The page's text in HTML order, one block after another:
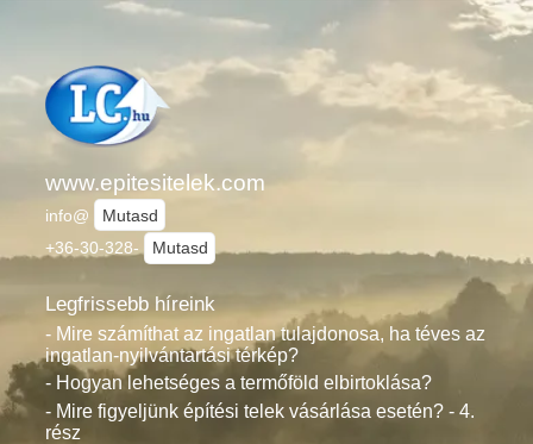
www.epitesitelek.com
info@
Mutasd
+36-30-328-
Mutasd
Legfrissebb híreink
- Mire számíthat az ingatlan tulajdonosa, ha téves az
ingatlan-nyilvántartási térkép?
- Hogyan lehetséges a termőföld elbirtoklása?
- Mire figyeljünk építési telek vásárlása esetén? - 4.
rész